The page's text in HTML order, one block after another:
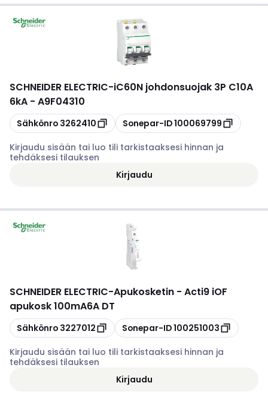
SCHNEIDER ELECTRIC-iC60N johdonsuojak 3P C10A
6kA - A9F04310
Kopioi
Sähkönro 3262410 Kopioi
Sonepar-ID100069799
Kirjaudu sisään tai luo tili tarkistaaksesi hinnan ja
tehdäksesi tilauksen
Kirjaudu
SCHNEIDER ELECTRIC-Apukosketin - Acti9 iOF
apukosk 100mA6A DT
Kopioi
Sähkönro 3227012 Kopioi
Sonepar-ID100251003
Kirjaudu sisään tai luo tili tarkistaaksesi hinnan ja
tehdäksesi tilauksen
Kirjaudu